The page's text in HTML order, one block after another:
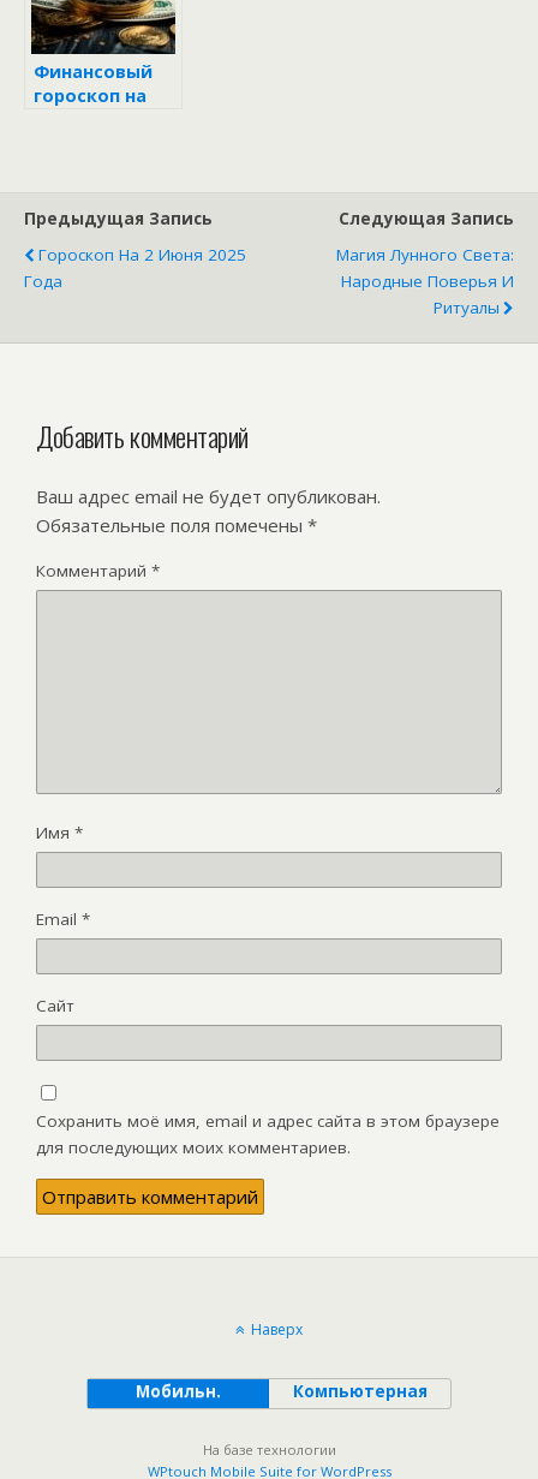
Финансовый
гороскоп на
Предыдущая Запись
Гороскоп На 2 Июня 2025
Года
Следующая Запись
Магия Лунного Света:
Народные Поверья И
Ритуалы
Добавить комментарий
Ваш адрес email не будет опубликован.
Обязательные поля помечены *
Комментарий *
Имя *
Email *
Сайт
Сохранить моё имя, email и адрес сайта в этом браузере
для последующих моих комментариев.
Наверх
Мобильн. Компьютерная
На базе технологии
WPtouch Mobile Suite for WordPress